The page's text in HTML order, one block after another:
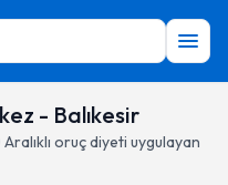
- Balıkesir
Aralıklı oruç diyeti uygulayan